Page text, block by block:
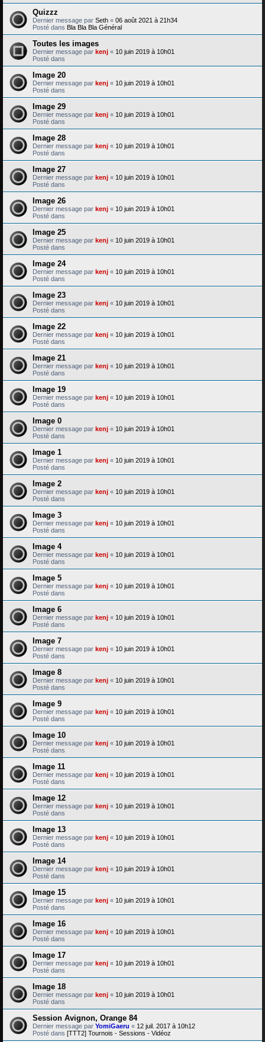
Quizzz
Dernier message par Seth « 06 août 2021 à 21h34
Posté dans Bla Bla Bla Général
Toutes les images
Dernier message par kenj « 10 juin 2019 à 10h01
Posté dans
Image 20
Dernier message par kenj « 10 juin 2019 à 10h01
Posté dans
Image 29
Dernier message par kenj « 10 juin 2019 à 10h01
Posté dans
Image 28
Dernier message par kenj « 10 juin 2019 à 10h01
Posté dans
Image 27
Dernier message par kenj « 10 juin 2019 à 10h01
Posté dans
Image 26
Dernier message par kenj « 10 juin 2019 à 10h01
Posté dans
Image 25
Dernier message par kenj « 10 juin 2019 à 10h01
Posté dans
Image 24
Dernier message par kenj « 10 juin 2019 à 10h01
Posté dans
Image 23
Dernier message par kenj « 10 juin 2019 à 10h01
Posté dans
Image 22
Dernier message par kenj « 10 juin 2019 à 10h01
Posté dans
Image 21
Dernier message par kenj « 10 juin 2019 à 10h01
Posté dans
Image 19
Dernier message par kenj « 10 juin 2019 à 10h01
Posté dans
Image 0
Dernier message par kenj « 10 juin 2019 à 10h01
Posté dans
Image 1
Dernier message par kenj « 10 juin 2019 à 10h01
Posté dans
Image 2
Dernier message par kenj « 10 juin 2019 à 10h01
Posté dans
Image 3
Dernier message par kenj « 10 juin 2019 à 10h01
Posté dans
Image 4
Dernier message par kenj « 10 juin 2019 à 10h01
Posté dans
Image 5
Dernier message par kenj « 10 juin 2019 à 10h01
Posté dans
Image 6
Dernier message par kenj « 10 juin 2019 à 10h01
Posté dans
Image 7
Dernier message par kenj « 10 juin 2019 à 10h01
Posté dans
Image 8
Dernier message par kenj « 10 juin 2019 à 10h01
Posté dans
Image 9
Dernier message par kenj « 10 juin 2019 à 10h01
Posté dans
Image 10
Dernier message par kenj « 10 juin 2019 à 10h01
Posté dans
Image 11
Dernier message par kenj « 10 juin 2019 à 10h01
Posté dans
Image 12
Dernier message par kenj « 10 juin 2019 à 10h01
Posté dans
Image 13
Dernier message par kenj « 10 juin 2019 à 10h01
Posté dans
Image 14
Dernier message par kenj « 10 juin 2019 à 10h01
Posté dans
Image 15
Dernier message par kenj « 10 juin 2019 à 10h01
Posté dans
Image 16
Dernier message par kenj « 10 juin 2019 à 10h01
Posté dans
Image 17
Dernier message par kenj « 10 juin 2019 à 10h01
Posté dans
Image 18
Dernier message par kenj « 10 juin 2019 à 10h01
Posté dans
Session Avignon, Orange 84
Dernier message par YomiGaeru « 12 juil. 2017 à 10h12
Posté dans [TTT2] Tournois - Sessions - Vidéoz